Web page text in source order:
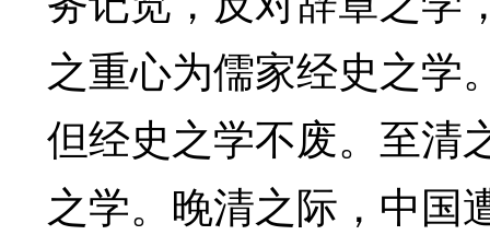
之重心为儒家经史之学
但经史之学不废。至清
之学。晚清之际，中国